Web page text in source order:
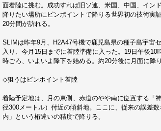
面着陸に挑む。成功すれば旧ソ連、米国、中国、イン
降りたい場所にピンポイントで降りる世界初の技術実
20分間が訪れる。
SLIMは昨年9月、H2A47号機で鹿児島県の種子島宇宙
入り、今月15日までに着陸準備に入った。19日午後
時ごろ、いよいよ降下を始める。約20分後に月面に降
◇狙うはピンポイント着陸
着陸予定地は、月の東側、赤道のやや南に位置する「
径300メートル）付近の傾斜地。ここに、従来の誤差
内」という桁違いの精度で降りる。